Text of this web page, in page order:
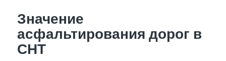
Значение
асфальтирования дорог в
СНТ